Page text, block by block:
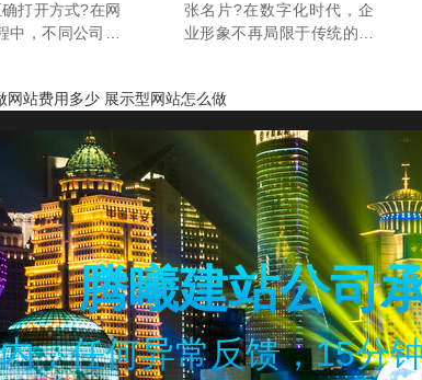
打开方式?在网
中，不同公司有
公司会先做原
种方法各有优
业角度来看，先
行设计往往更加
张名片?在数字化时代，企
业形象不再局限于传统的名
载着品牌形象，更是企业与
设计精良、功能强大的网站
能够有效提升企业的专业度
和信任感，从而在激烈的市
场竞争中脱颖而出。深圳方
维网络将探讨高端网站如何
成为企业第二张名片，并为
企业带来更多商业机会。...
网站费用多少 展示型网站怎么做
腾曦建站公司
，任何异常反馈，15分